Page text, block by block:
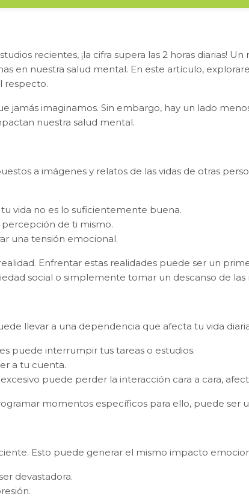
recientes, ¡la cifra supera las 2 horas diarias!
en nuestra salud mental. En este artículo,
respecto.
jamás imaginamos. Sin embargo, hay un lado
nuestra salud mental.
a imágenes y relatos de las vidas de otras
vida no es lo suficientemente buena.
de ti mismo.
una tensión emocional.
Enfrentar estas realidades puede ser un
social o simplemente tomar un descanso de las
llevar a una dependencia que afecta tu vida
puede interrumpir tus tareas o estudios.
a tu cuenta.
puede perder la interacción cara a cara,
momentos específicos para ello, puede ser
Esto puede generar el mismo impacto
devastadora.